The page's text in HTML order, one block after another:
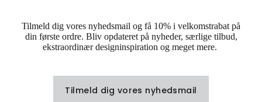
Tilmeld dig vores nyhedsmail og få 10% i velkomstrabat på
din første ordre. Bliv opdateret på nyheder, særlige tilbud,
ekstraordinær designinspiration og meget mere.
Tilmeld dig vores nyhedsmail